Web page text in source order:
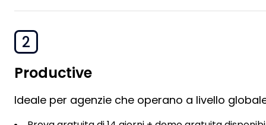
2
Productive
Ideale per agenzie che operano a livello